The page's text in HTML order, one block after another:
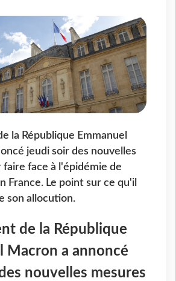
la République Emmanuel
jeudi soir des nouvelles
faire face à l'épidémie de
France. Le point sur ce qu'il
son allocution.
de la République
Macron a annoncé
nouvelles mesures